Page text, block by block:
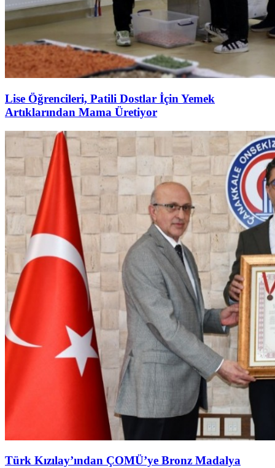
Lise Öğrencileri, Patili Dostlar İçin Yemek
Artıklarından Mama Üretiyor
Türk Kızılay’ından ÇOMÜ’ye Bronz Madalya